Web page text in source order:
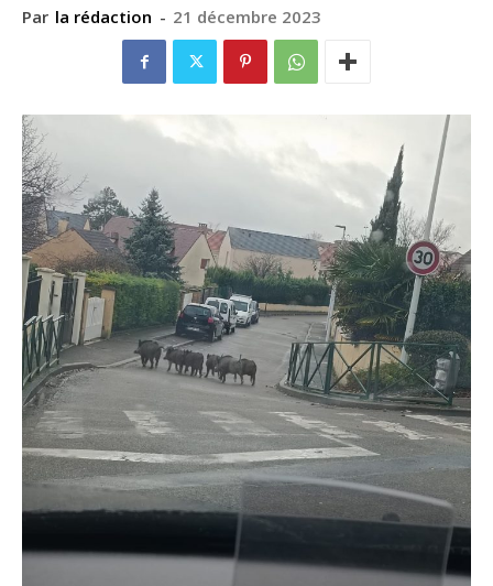
Par la rédaction - 21 décembre 2023